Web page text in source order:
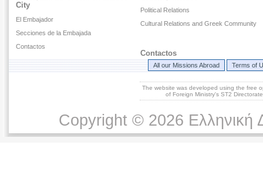
City
El Embajador
Secciones de la Embajada
Contactos
Political Relations
Cultural Relations and Greek Community
Contactos
All our Missions Abroad Terms of
The website was developed using the free
of Foreign Ministry's ST2
Copyright © 2026